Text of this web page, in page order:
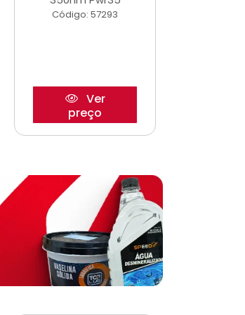
Código: 57293
Ver
preço